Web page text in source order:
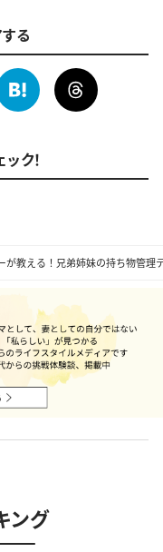
が教える！兄弟姉妹の持ち物管理
る
ク！
ング